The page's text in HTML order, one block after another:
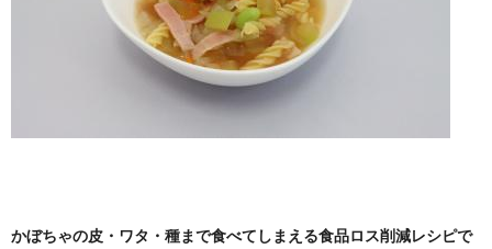
かぼちゃの皮・ワタ・種まで食べてしまえる食品ロス削減レシピで